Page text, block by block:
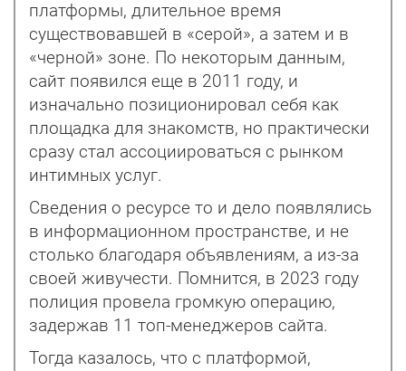
платформы, длительное время
существовавшей в «серой», а затем и в
«черной» зоне. По некоторым данным,
сайт появился еще в 2011 году, и
изначально позиционировал себя как
площадка для знакомств, но практически
сразу стал ассоциироваться с рынком
интимных услуг.
Сведения о ресурсе то и дело появлялись
в информационном пространстве, и не
столько благодаря объявлениям, а из-за
своей живучести. Помнится, в 2023 году
полиция провела громкую операцию,
задержав 11 топ-менеджеров сайта.
Тогда казалось, что с платформой,